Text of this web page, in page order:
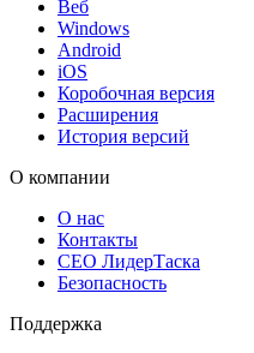
Веб
Windows
Android
iOS
Коробочная версия
Расширения
История версий
О компании
О нас
Контакты
CEO ЛидерТаска
Безопасность
Поддержка